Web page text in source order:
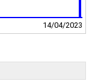
14/04/2023